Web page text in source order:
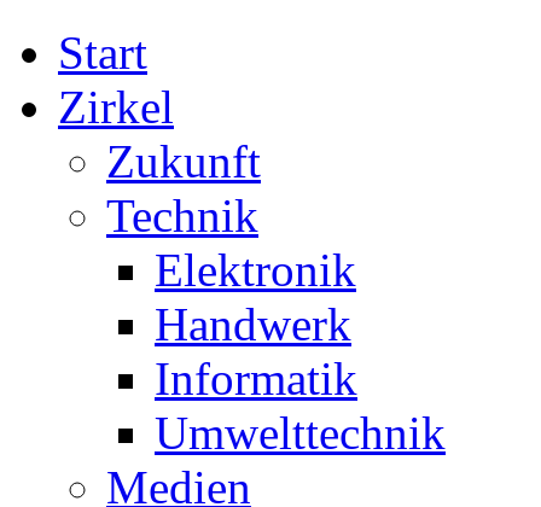
Start
Zirkel
Zukunft
Technik
Elektronik
Handwerk
Informatik
Umwelttechnik
Medien